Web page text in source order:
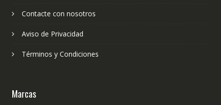
Contacte con nosotros
Aviso de Privacidad
Términos y Condiciones
Marcas